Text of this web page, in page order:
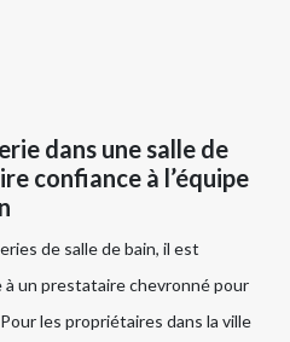
dans une salle de
confiance à l’équipe
de salle de bain, il est
un prestataire chevronné pour
les propriétaires dans la ville